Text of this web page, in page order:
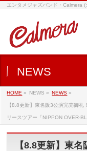
エンタメジャズバンド・Calmera
NEWS
HOME » NEWS » NEWS »
【8.8更新】東名阪3公演完売御
リースツアー「NIPPON OVER-
【8.8更新】東